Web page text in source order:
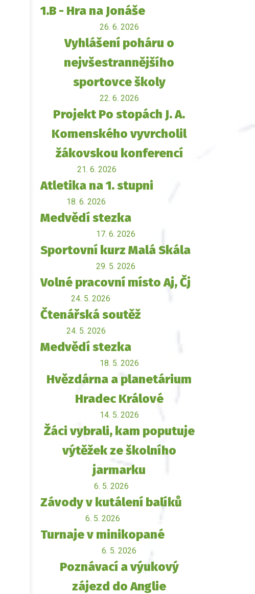
1.B - Hra na Jonáše
26. 6. 2026
Vyhlášení poháru o
nejvšestrannějšího
sportovce školy
22. 6. 2026
Projekt Po stopách J. A.
Komenského vyvrcholil
žákovskou konferencí
21. 6. 2026
Atletika na 1. stupni
18. 6. 2026
Medvědí stezka
17. 6. 2026
Sportovní kurz Malá Skála
29. 5. 2026
Volné pracovní místo Aj, Čj
24. 5. 2026
Čtenářská soutěž
24. 5. 2026
Medvědí stezka
18. 5. 2026
Hvězdárna a planetárium
Hradec Králové
14. 5. 2026
Žáci vybrali, kam poputuje
výtěžek ze školního
jarmarku
6. 5. 2026
Závody v kutálení balíků
6. 5. 2026
Turnaje v minikopané
6. 5. 2026
Poznávací a výukový
zájezd do Anglie